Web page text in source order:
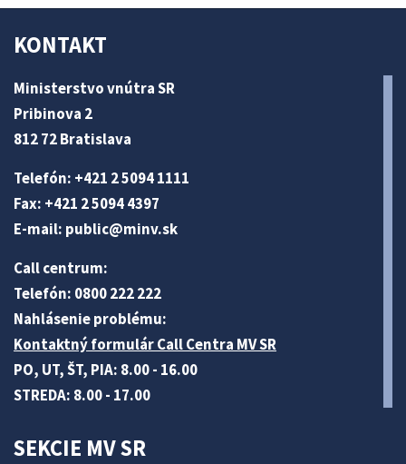
KONTAKT
Ministerstvo vnútra SR
Pribinova 2
812 72 Bratislava
Telefón: +421 2 5094 1111
Fax: +421 2 5094 4397
E-mail: public@minv.sk
Call centrum:
Telefón: 0800 222 222
Nahlásenie problému:
Kontaktný formulár Call Centra MV SR
PO, UT, ŠT, PIA: 8.00 - 16.00
STREDA: 8.00 - 17.00
SEKCIE MV SR